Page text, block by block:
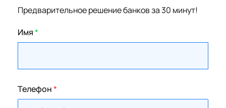
Предварительное решение банков за 30 минут!
Имя*
Телефон*